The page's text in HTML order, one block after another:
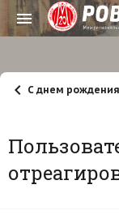
С днем